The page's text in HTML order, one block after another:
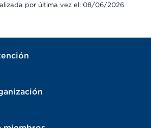
por última vez el: 08/06/2026